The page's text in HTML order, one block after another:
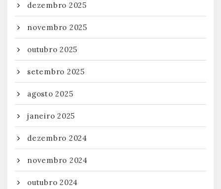
dezembro 2025
novembro 2025
outubro 2025
setembro 2025
agosto 2025
janeiro 2025
dezembro 2024
novembro 2024
outubro 2024